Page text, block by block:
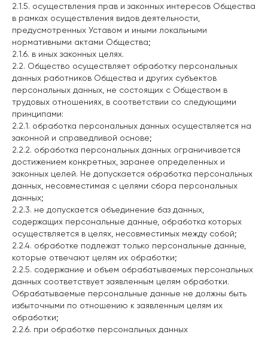
2.1.5. осуществления прав и законных интересов Общества
в рамках осуществления видов деятельности,
предусмотренных Уставом и иными локальными
нормативными актами Общества;
2.1.6. в иных законных целях.
2.2. Общество осуществляет обработку персональных
данных работников Общества и других субъектов
персональных данных, не состоящих с Обществом в
трудовых отношениях, в соответствии со следующими
принципами:
2.2.1. обработка персональных данных осуществляется на
законной и справедливой основе;
2.2.2. обработка персональных данных ограничивается
достижением конкретных, заранее определенных и
законных целей. Не допускается обработка персональных
данных, несовместимая с целями сбора персональных
данных;
2.2.3. не допускается объединение баз данных,
содержащих персональные данные, обработка которых
осуществляется в целях, несовместимых между собой;
2.2.4. обработке подлежат только персональные данные,
которые отвечают целям их обработки;
2.2.5. содержание и объем обрабатываемых персональных
данных соответствует заявленным целям обработки.
Обрабатываемые персональные данные не должны быть
избыточными по отношению к заявленным целям их
обработки;
2.2.6. при обработке персональных данных